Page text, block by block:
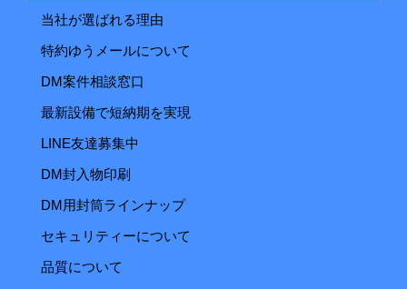
当社が選ばれる理由
特約ゆうメールについて
DM案件相談窓口
最新設備で短納期を実現
LINE友達募集中
DM封入物印刷
DM用封筒ラインナップ
セキュリティーについて
品質について